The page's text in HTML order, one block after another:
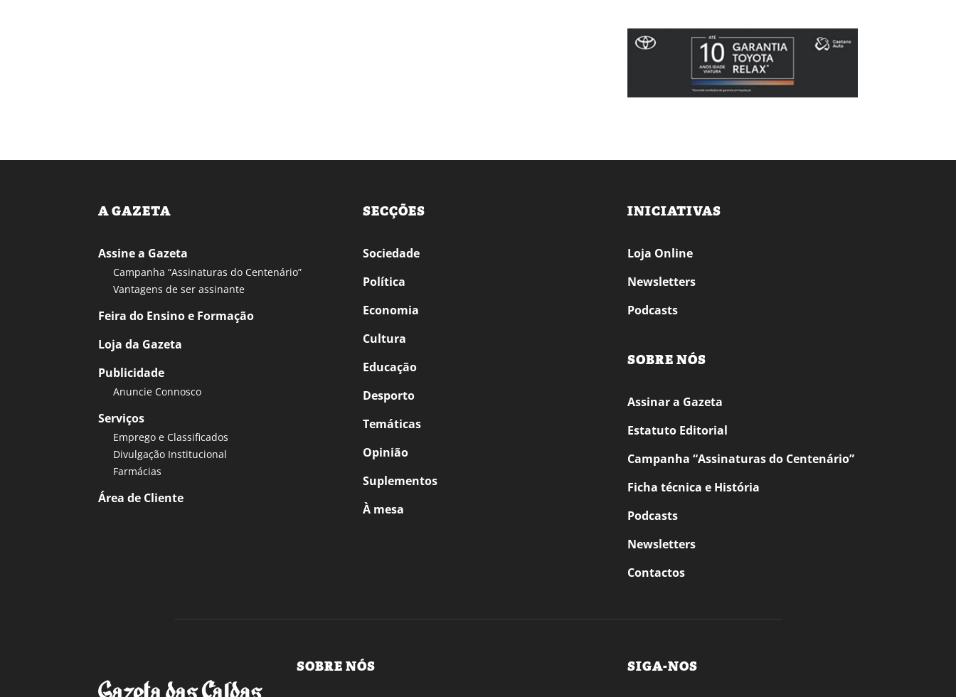
A GAZETA
Assine a Gazeta
Campanha “Assinaturas do Centenário”
Vantagens de ser assinante
Feira do Ensino e Formação
Loja da Gazeta
Publicidade
Anuncie Connosco
Serviços
Emprego e Classificados
Divulgação Institucional
Farmácias
Área de Cliente
SECÇÕES
Sociedade
Política
Economia
Cultura
Educação
Desporto
Temáticas
Opinião
Suplementos
À mesa
INICIATIVAS
Loja Online
Newsletters
Podcasts
SOBRE NÓS
Assinar a Gazeta
Estatuto Editorial
Campanha “Assinaturas do Centenário”
Ficha técnica e História
Podcasts
Newsletters
Contactos
SOBRE NÓS SIGA-NOS